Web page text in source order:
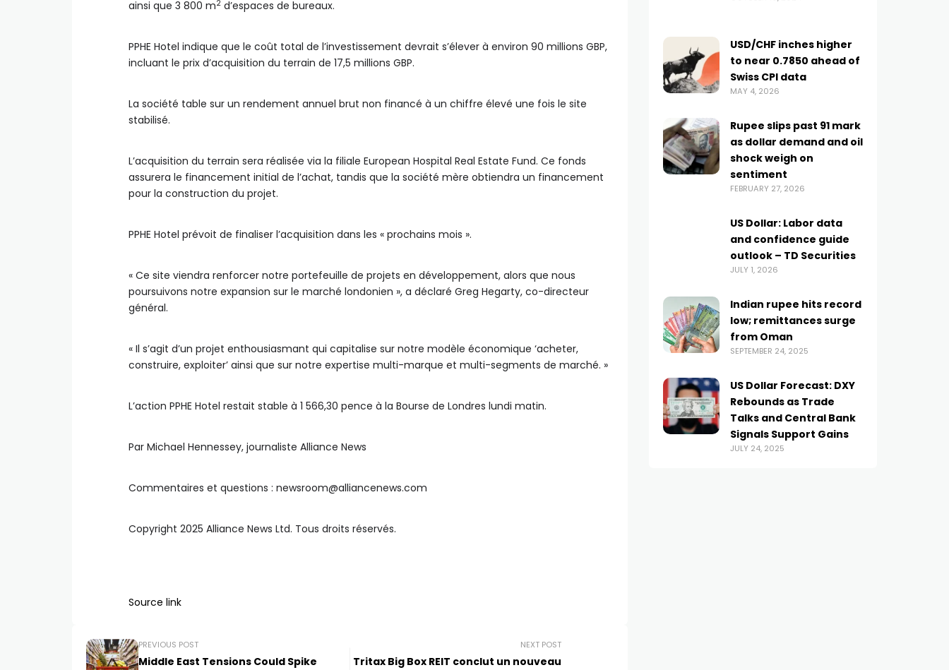
ainsi que 3 800 m2 d’espaces de bureaux.
PPHE Hotel indique que le coût total de l’investissement devrait s’élever à environ 90 millions GBP,
incluant le prix d’acquisition du terrain de 17,5 millions GBP.
La société table sur un rendement annuel brut non financé à un chiffre élevé une fois le site
stabilisé.
L’acquisition du terrain sera réalisée via la filiale European Hospital Real Estate Fund. Ce fonds
assurera le financement initial de l’achat, tandis que la société mère obtiendra un financement
pour la construction du projet.
PPHE Hotel prévoit de finaliser l’acquisition dans les « prochains mois ».
« Ce site viendra renforcer notre portefeuille de projets en développement, alors que nous
poursuivons notre expansion sur le marché londonien », a déclaré Greg Hegarty, co-directeur
général.
« Il s’agit d’un projet enthousiasmant qui capitalise sur notre modèle économique ‘acheter,
construire, exploiter’ ainsi que sur notre expertise multi-marque et multi-segments de marché. »
L’action PPHE Hotel restait stable à 1 566,30 pence à la Bourse de Londres lundi matin.
Par Michael Hennessey, journaliste Alliance News
Commentaires et questions : newsroom@alliancenews.com
Copyright 2025 Alliance News Ltd. Tous droits réservés.
Source link
PREVIOUS POST
Middle East Tensions Could Spike
NEXT POST
Tritax Big Box REIT conclut un nouveau
USD/CHF inches higher
to near 0.7850 ahead of
Swiss CPI data
MAY 4, 2026
Rupee slips past 91 mark
as dollar demand and oil
shock weigh on
sentiment
FEBRUARY 27, 2026
US Dollar: Labor data
and confidence guide
outlook – TD Securities
JULY 1, 2026
Indian rupee hits record
low; remittances surge
from Oman
SEPTEMBER 24, 2025
US Dollar Forecast: DXY
Rebounds as Trade
Talks and Central Bank
Signals Support Gains
JULY 24, 2025